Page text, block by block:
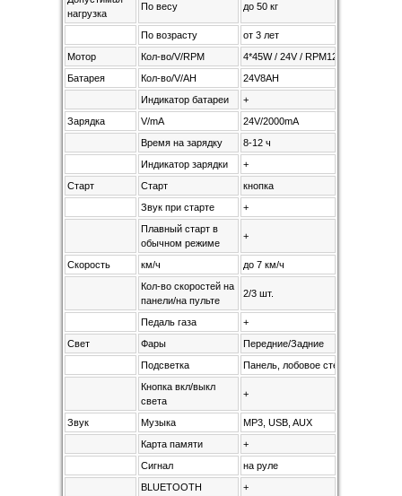
нагрузка
По весу до 50 кг
По возрасту
от 3 лет
Мотор
Кол-во/V/RPM
4*45W / 24V / RPM12000
Батарея
Кол-во/V/AH
24V8AH
Индикатор батареи
+
Зарядка
V/mA
24V/2000mA
Время на зарядку
8-12 ч
Индикатор зарядки
+
Старт
Старт
кнопка
Звук при старте
+
Плавный старт в
обычном режиме
+
Скорость км/ч
до 7 км/ч
Кол-во скоростей на
панели/на пульте
2/3 шт.
Педаль газа
+
Свет
Фары
Передние/Задние
Подсветка
Панель, лобовое стекло,
Кнопка вкл/выкл
света
+
Звук Музыка
MP3, USB, AUX
Карта памяти
+
Сигнал
на руле
BLUETOOTH
+